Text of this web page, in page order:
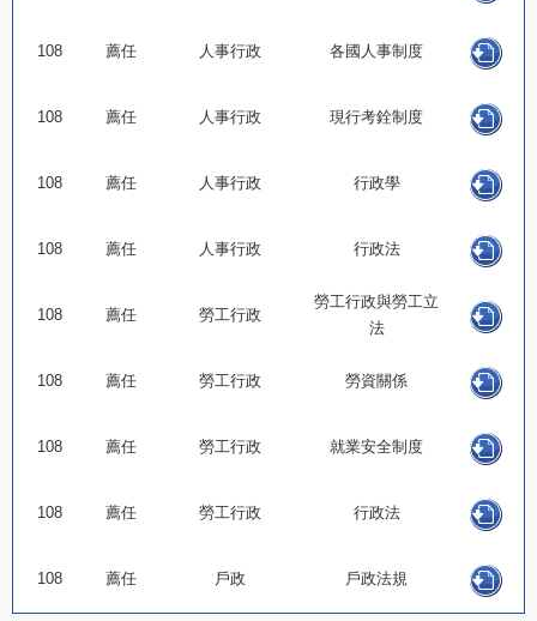
108 薦任 人事行政 各國人事制度
108 薦任 人事行政 現行考銓制度
108 薦任 人事行政 行政學
108 薦任 人事行政 行政法
108 薦任 勞工行政
勞工行政與勞工立
法
108 薦任 勞工行政 勞資關係
108 薦任 勞工行政 就業安全制度
108 薦任 勞工行政 行政法
108 薦任 戶政 戶政法規